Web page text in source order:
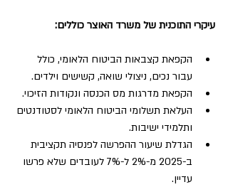
עיקרי התוכנית של משרד האוצר כוללים:
הקפאת קצבאות הביטוח הלאומי, כולל
עבור נכים, ניצולי שואה, קשישים וילדים.
הקפאת מדרגות מס הכנסה ונקודות הזיכוי.
העלאת תשלומי הביטוח הלאומי לסטודנטים
ותלמידי ישיבות.
הגדלת שיעור ההפרשה לפנסיה תקציבית
ב-2025 מ-2% ל-7% לעובדים שלא פרשו
עדיין.